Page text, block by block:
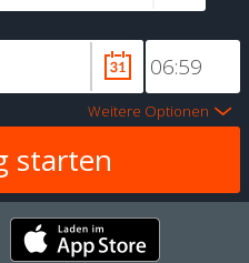
Weitere Optionen